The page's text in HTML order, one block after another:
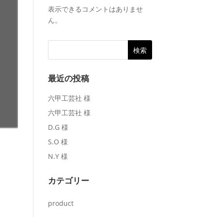
表示できるコメントはありませ
ん。
最近の投稿
六甲工芸社 様
六甲工芸社 様
D.G 様
S.O 様
N.Y 様
カテゴリー
product